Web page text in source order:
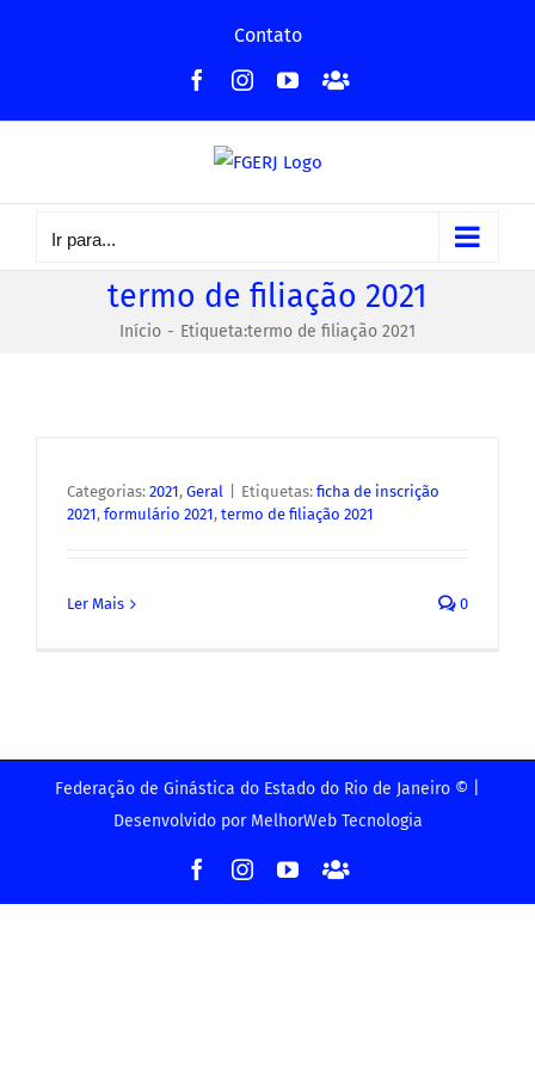
conteúdo
Contato
FacebookInstagram
YouTubeFacebook
Grupo
Ir para...
termo de filiação 2021
Início Etiqueta:termo de filiação 2021
Categorias: 2021, Geral Etiquetas: ficha de inscrição
2021, formulário 2021, termo de filiação 2021
Ler Mais 0
Federação de Ginástica do Estado do Rio de Janeiro © |
Desenvolvido por MelhorWeb Tecnologia
FacebookInstagram
YouTubeFacebook
Grupo